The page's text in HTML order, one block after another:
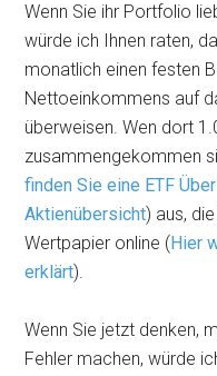
Wenn Sie ihr Portfolio
würde ich Ihnen raten,
monatlich einen festen
Nettoeinkommens auf
überweisen. Wen dort
zusammengekommen
finden Sie eine ETF
Aktienübersicht) aus,
Wertpapier online (Hier
erklärt).
Wenn Sie jetzt denken,
Fehler machen, würde